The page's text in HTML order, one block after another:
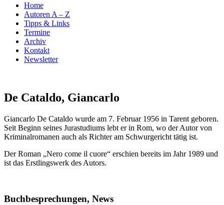
Home
Autoren A – Z
Tipps & Links
Termine
Archiv
Kontakt
Newsletter
De Cataldo, Giancarlo
Giancarlo De Cataldo wurde am 7. Februar 1956 in Tarent geboren.
Seit Beginn seines Jurastudiums lebt er in Rom, wo der Autor von
Kriminalromanen auch als Richter am Schwurgericht tätig ist.
Der Roman „Nero come il cuore“ erschien bereits im Jahr 1989 und
ist das Erstlingswerk des Autors.
Buchbesprechungen, News